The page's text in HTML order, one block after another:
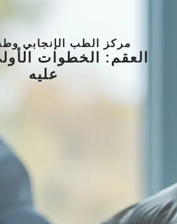
مركز الطب الإنجابي
العقم: الخطوات
عليه